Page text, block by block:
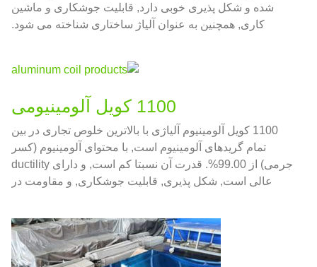
شده و شکل پذیری خوبی دارد, قابلیت جوشکاری و ماشین
کاری, همچنین به عنوان آلیاژ ساختاری شناخته می شود.
1100 کویل آلومینیومی
1100 کویل آلومینیوم آلیاژی با بالاترین خلوص تجاری در بین
تمام گریدهای آلومینیوم است, با محتوای آلومینیوم (کسر
جرمی) از 99.00%. قدرت آن نسبتا کم است, و دارای ductility
عالی است, شکل پذیری, قابلیت جوشکاری, و مقاومت در